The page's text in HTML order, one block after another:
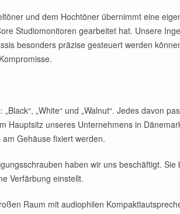
und dem Hochtöner übernimmt eine
Studiomonitoren gearbeitet hat. Unsere
besonders präzise gesteuert werden
„White“ und „Walnut“. Jedes davon
Hauptsitz unseres Unternehmens in
Gehäuse fixiert werden.
haben wir uns beschäftigt.
Verfärbung einstellt.
Raum mit audiophilen